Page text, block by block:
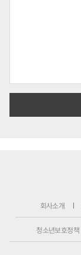
회사소개
청소년보호정책